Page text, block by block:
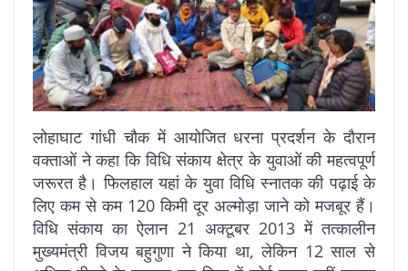
लोहाघाट गांधी चौक में आयोजित धरना प्रदर्शन के दौरान
वक्ताओं ने कहा कि विधि संकाय क्षेत्र के युवाओं की महत्वपूर्ण
जरूरत है। फिलहाल यहां के युवा विधि स्नातक की पढ़ाई के
लिए कम से कम 120 किमी दूर अल्मोड़ा जाने को मजबूर हैं।
विधि संकाय का ऐलान 21 अक्टूबर 2013 में तत्कालीन
मुख्यमंत्री विजय बहुगुणा ने किया था, लेकिन 12 साल से